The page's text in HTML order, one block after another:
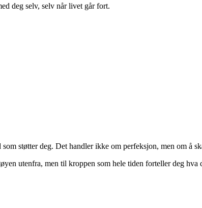
deg selv, selv når livet går fort.
støtter deg. Det handler ikke om perfeksjon, men om å
utenfra, men til kroppen som hele tiden forteller deg hva